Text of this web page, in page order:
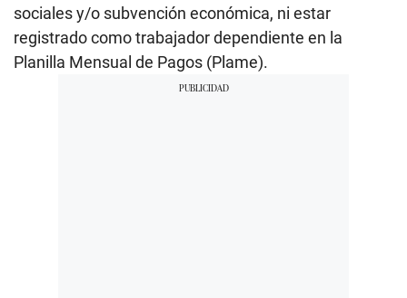
sociales y/o subvención económica, ni estar
registrado como trabajador dependiente en la
Planilla Mensual de Pagos (Plame).